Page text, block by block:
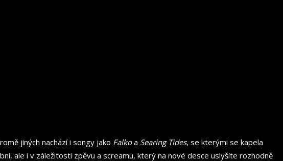
jiných nachází i songy jako Falkoa Searing Tides, se kterými se kapela
ale i v záležitosti zpěvu a screamu, který na nové desce uslyšíte rozhodně